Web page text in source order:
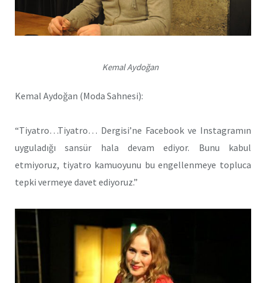
Kemal Aydoğan
Kemal Aydoğan (Moda Sahnesi):
“Tiyatro…Tiyatro… Dergisi’ne Facebook ve Instagramın
uyguladığı sansür hala devam ediyor. Bunu kabul
etmiyoruz, tiyatro kamuoyunu bu engellenmeye topluca
tepki vermeye davet ediyoruz.”